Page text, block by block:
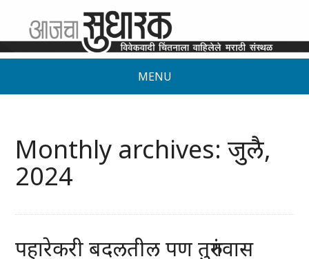
MENU
Monthly archives: जुलै,
2024
पहारेकरी बदलतील पण तुरुंगवास